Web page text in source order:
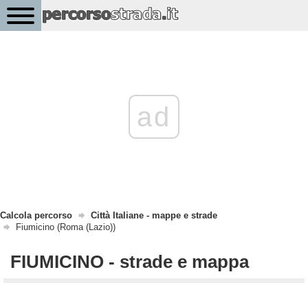
ad
Calcola percorso
Città Italiane - mappe e strade
Fiumicino (Roma (Lazio))
FIUMICINO - strade e mappa